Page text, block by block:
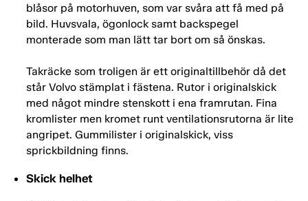
blåsor på motorhuven, som var svåra att få med på
bild. Huvsvala, ögonlock samt backspegel
monterade som man lätt tar bort om så önskas.
Takräcke som troligen är ett originaltillbehör då det
står Volvo stämplat i fästena. Rutor i originalskick
med något mindre stenskott i ena framrutan. Fina
kromlister men kromet runt ventilationsrutorna är lite
angripet. Gummilister i originalskick, viss
sprickbildning finns.
Skick helhet